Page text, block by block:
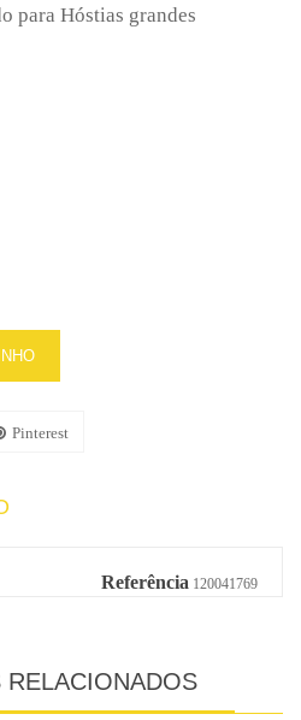
para Hóstias grandes
Pinterest
Referência 120041769
RELACIONADOS